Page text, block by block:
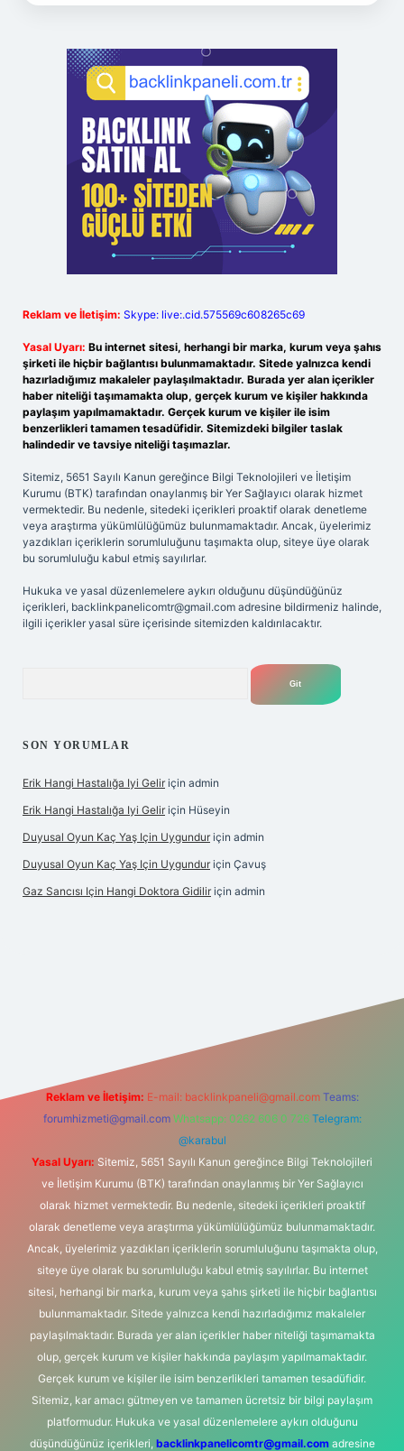
Reklam ve İletişim: Skype: live:.cid.575569c608265c69
Yasal Uyarı: Bu internet sitesi, herhangi bir marka, kurum veya şahıs
şirketi ile hiçbir bağlantısı bulunmamaktadır. Sitede yalnızca kendi
hazırladığımız makaleler paylaşılmaktadır. Burada yer alan içerikler
haber niteliği taşımamakta olup, gerçek kurum ve kişiler hakkında
paylaşım yapılmamaktadır. Gerçek kurum ve kişiler ile isim
benzerlikleri tamamen tesadüfidir. Sitemizdeki bilgiler taslak
halindedir ve tavsiye niteliği taşımazlar.
Sitemiz, 5651 Sayılı Kanun gereğince Bilgi Teknolojileri ve İletişim
Kurumu (BTK) tarafından onaylanmış bir Yer Sağlayıcı olarak hizmet
vermektedir. Bu nedenle, sitedeki içerikleri proaktif olarak denetleme
veya araştırma yükümlülüğümüz bulunmamaktadır. Ancak, üyelerimiz
yazdıkları içeriklerin sorumluluğunu taşımakta olup, siteye üye olarak
bu sorumluluğu kabul etmiş sayılırlar.
Hukuka ve yasal düzenlemelere aykırı olduğunu düşündüğünüz
içerikleri, backlinkpanelicomtr@gmail.com adresine bildirmeniz halinde,
ilgili içerikler yasal süre içerisinde sitemizden kaldırılacaktır.
SON YORUMLAR
Erik Hangi Hastalığa Iyi Gelir için admin
Erik Hangi Hastalığa Iyi Gelir için Hüseyin
Duyusal Oyun Kaç Yaş Için Uygundur için admin
Duyusal Oyun Kaç Yaş Için Uygundur için Çavuş
Gaz Sancısı Için Hangi Doktora Gidilir için admin
Reklam ve İletişim: E-mail: backlinkpaneli@gmail.com Teams:
forumhizmeti@gmail.com Whatsapp: 0262 606 0 726 Telegram:
@karabul
Yasal Uyarı: Sitemiz, 5651 Sayılı Kanun gereğince Bilgi Teknolojileri
ve İletişim Kurumu (BTK) tarafından onaylanmış bir Yer Sağlayıcı
olarak hizmet vermektedir. Bu nedenle, sitedeki içerikleri proaktif
olarak denetleme veya araştırma yükümlülüğümüz bulunmamaktadır.
Ancak, üyelerimiz yazdıkları içeriklerin sorumluluğunu taşımakta olup,
siteye üye olarak bu sorumluluğu kabul etmiş sayılırlar. Bu internet
sitesi, herhangi bir marka, kurum veya şahıs şirketi ile hiçbir bağlantısı
bulunmamaktadır. Sitede yalnızca kendi hazırladığımız makaleler
paylaşılmaktadır. Burada yer alan içerikler haber niteliği taşımamakta
olup, gerçek kurum ve kişiler hakkında paylaşım yapılmamaktadır.
Gerçek kurum ve kişiler ile isim benzerlikleri tamamen tesadüfidir.
Sitemiz, kar amacı gütmeyen ve tamamen ücretsiz bir bilgi paylaşım
platformudur. Hukuka ve yasal düzenlemelere aykırı olduğunu
düşündüğünüz içerikleri, backlinkpanelicomtr@gmail.comadresine